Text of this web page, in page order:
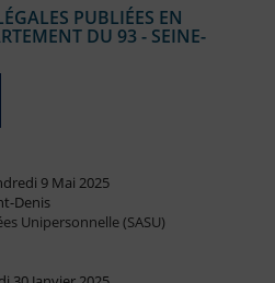
PUBLIÉES EN
DU 93 - SEINE-
9 Mai 2025
Denis
Unipersonnelle (SASU)